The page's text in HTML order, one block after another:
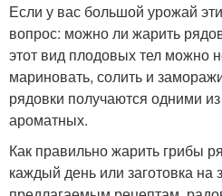
Если у вас большой урожай
вопрос: можно ли жарить
этот вид плодовых тел можно
мариновать, солить и
рядовки получаются одними
ароматных.
Как правильно жарить грибы
каждый день или заготовка